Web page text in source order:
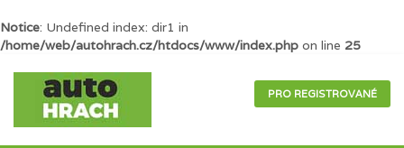
Notice: Undefined index: dir1 in
/home/web/autohrach.cz/htdocs/www/index.php on line 25
PRO REGISTROVANÉ